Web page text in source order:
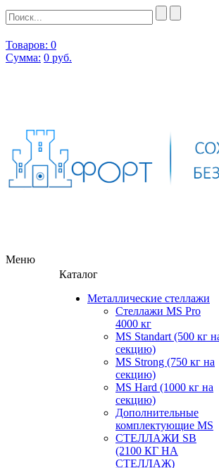
Товаров: 0
Сумма: 0 руб.
Меню
Каталог
Металлические стеллажи
Стеллажи MS Pro
4000 кг
MS Standart (500 кг
секцию)
MS Strong (750 кг на
секцию)
MS Hard (1000 кг на
секцию)
Дополнительные
комплектующие MS
СТЕЛЛАЖИ SB
(2100 КГ НА
СТЕЛЛАЖ)